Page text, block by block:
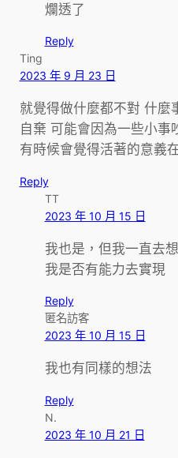
爛透了
Reply
Ting
2023 年 9 月 23 日
就覺得做什麼都不對 什麼
自棄 可能會因為一些小事
有時候會覺得活著的意義
Reply
TT
2023 年 10 月 15 日
我也是，但我一直去
我是否有能力去實現
Reply
匿名訪客
2023 年 10 月 15 日
我也有同樣的想法
Reply
N.
2023 年 10 月 21 日